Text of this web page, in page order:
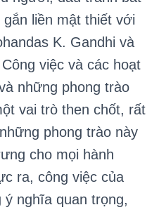
liền mật thiết với
K. Gandhi và
việc và các hoạt
những phong trào
vai trò then chốt, rất
phong trào này
cho mọi hành
ra, công việc của
nghĩa quan trọng,